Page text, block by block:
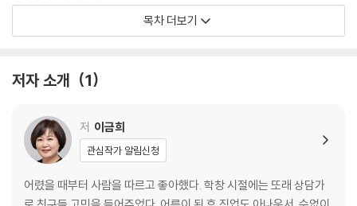
오래 살다 보면
블랙 아이스
50대가 진짠데
가족에게 들은 말은 왜 평생 잊히지 않을까
엄마의 마리오네트
한국 돈으로 얼마니?
목차 더보기
저자 소개 1
저 이금희
관심작가 알림신청
어렸을 때부터 사람을 따르고 좋아했다. 학창 시절에는 또래 상담가